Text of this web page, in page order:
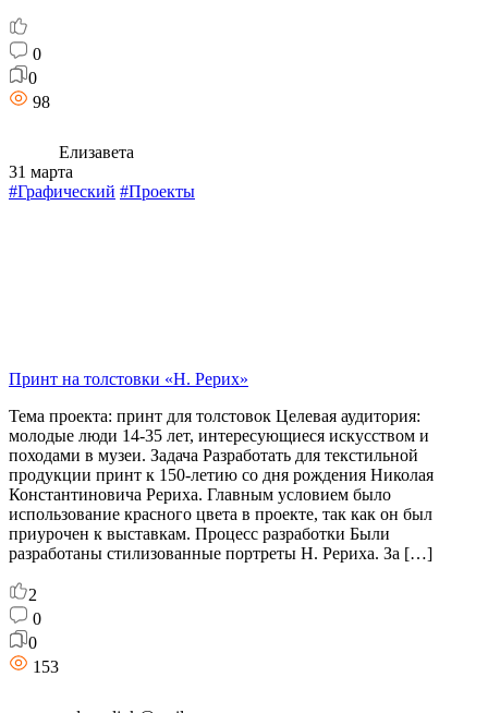
0
0
98
Елизавета
31 марта
#Графический #Проекты
Принт на толстовки «Н. Рерих»
Тема проекта: принт для толстовок Целевая аудитория:
молодые люди 14-35 лет, интересующиеся искусством и
походами в музеи. Задача Разработать для текстильной
продукции принт к 150-летию со дня рождения Николая
Константиновича Рериха. Главным условием было
использование красного цвета в проекте, так как он был
приурочен к выставкам. Процесс разработки Были
разработаны стилизованные портреты Н. Рериха. За […]
2
0
0
153